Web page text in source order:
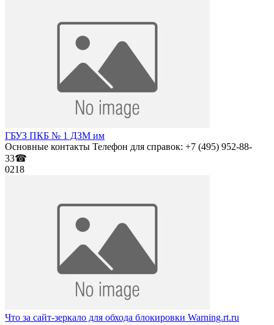
ГБУЗ ПКБ № 1 ДЗМ им
Основные контакты Телефон для справок: +7 (495) 952-88-
33☎
0218
Что за сайт-зеркало для обхода блокировки Warning.rt.ru